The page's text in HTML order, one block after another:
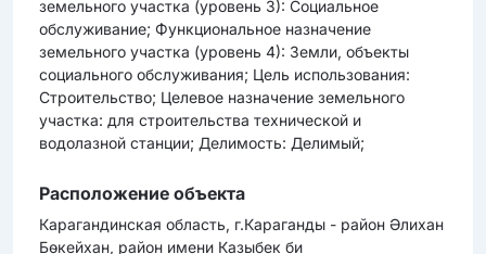
земельного участка (уровень 3): Социальное
обслуживание; Функциональное назначение
земельного участка (уровень 4): Земли, объекты
социального обслуживания; Цель использования:
Строительство; Целевое назначение земельного
участка: для строительства технической и
водолазной станции; Делимость: Делимый;
Расположение объекта
Карагандинская область, г.Караганды - район Әлихан
Бөкейхан, район имени Казыбек би